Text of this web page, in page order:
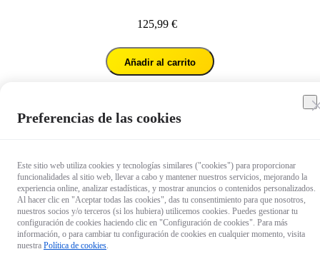
125,99 €
Añadir al carrito
1/7
Preferencias de las cookies
Este sitio web utiliza cookies y tecnologías similares ("cookies") para proporcionar
funcionalidades al sitio web, llevar a cabo y mantener nuestros servicios, mejorando la
experiencia online, analizar estadísticas, y mostrar anuncios o contenidos personalizados.
Al hacer clic en "Aceptar todas las cookies", das tu consentimiento para que nosotros,
nuestros socios y/o terceros (si los hubiera) utilicemos cookies. Puedes gestionar tu
configuración de cookies haciendo clic en "Configuración de cookies". Para más
información, o para cambiar tu configuración de cookies en cualquier momento, visita
nuestra Política de cookies.